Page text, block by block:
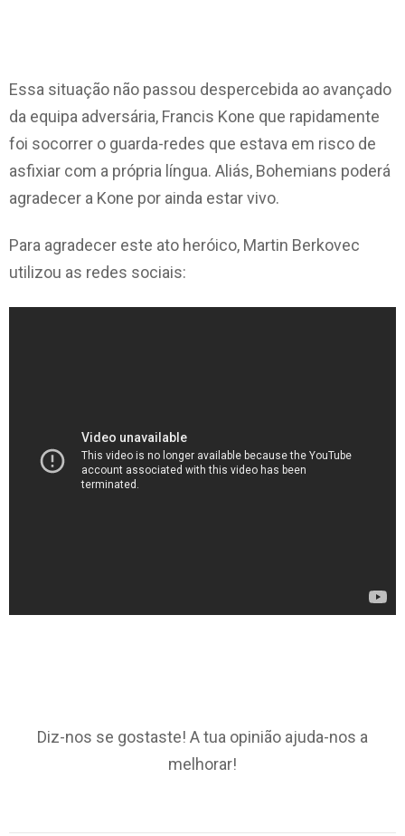
Essa situação não passou despercebida ao avançado
da equipa adversária, Francis Kone que rapidamente
foi socorrer o guarda-redes que estava em risco de
asfixiar com a própria língua. Aliás, Bohemians poderá
agradecer a Kone por ainda estar vivo.
Para agradecer este ato heróico, Martin Berkovec
utilizou as redes sociais:
Diz-nos se gostaste! A tua opinião ajuda-nos a
melhorar!